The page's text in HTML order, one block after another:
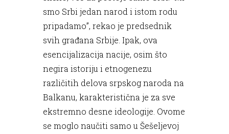
smo Srbi jedan narod i istom rodu
pripadamo”, rekao je predsednik
svih građana Srbije. Ipak, ova
esencijalizacija nacije, osim što
negira istoriju i etnogenezu
različitih delova srpskog naroda na
Balkanu, karakteristična je za sve
ekstremno desne ideologije. Ovome
se moglo naučiti samo u Šešeljevoj